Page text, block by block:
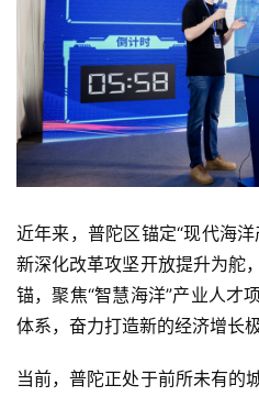
首
页
界
人
工
智
能
近年来，普陀区锚定“现代海
新深化改革攻坚开放提升为舵
锚，聚焦“智慧海洋”产业人才
体系，奋力打造新的经济增长极
当前，普陀正处于前所未有的